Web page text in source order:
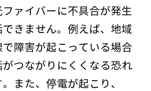
ァイバーに不具合が発生
きません。例えば、地域
障害が起こっている場合
がつながりにくくなる恐れ
また、停電が起こり、